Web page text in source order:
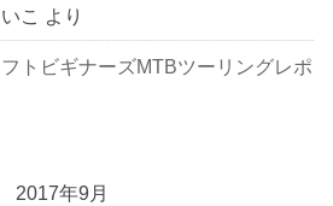
こ より
トビギナーズMTBツーリングレポ
2017年9月